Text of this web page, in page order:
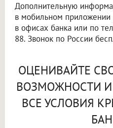
Дополнительную
в мобильном приложении
в офисах банка или по
88. Звонок по России
ОЦЕНИВАЙТЕ
ВОЗМОЖНОСТИ И
ВСЕ УСЛОВИЯ